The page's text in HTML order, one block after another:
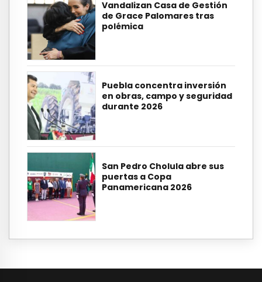
Vandalizan Casa de Gestión
de Grace Palomares tras
polémica
Puebla concentra inversión
en obras, campo y seguridad
durante 2026
San Pedro Cholula abre sus
puertas a Copa
Panamericana 2026